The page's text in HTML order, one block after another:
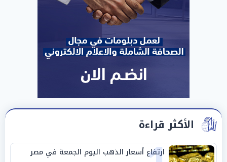
الأكثر قراءة
ارتفاع أسعار الذهب اليوم الجمعة في مصر